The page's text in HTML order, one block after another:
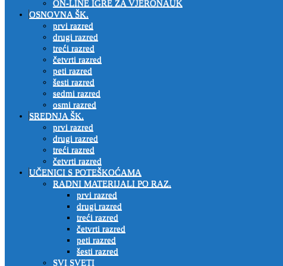
ON-LINE IGRE ZA VJERONAUK
OSNOVNA ŠK.
prvi razred
drugi razred
treći razred
četvrti razred
peti razred
šesti razred
sedmi razred
osmi razred
SREDNJA ŠK.
prvi razred
drugi razred
treći razred
četvrti razred
UČENICI S POTEŠKOĆAMA
RADNI MATERIJALI PO RAZ.
prvi razred
drugi razred
treći razred
četvrti razred
peti razred
šesti razred
SVI SVETI